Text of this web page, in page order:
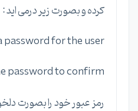
کرده و بصورت زیر درمی اید :
password for the user:
password to confirm:
رمز عبور خود را بصورت